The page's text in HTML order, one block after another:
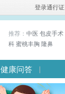
登录通行证
推荐： 中医 包皮手术
科蜜桃丰胸 隆鼻
健康问答